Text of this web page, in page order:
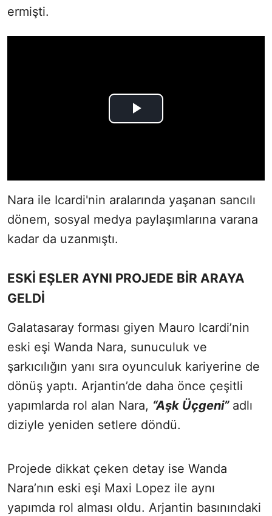
ermişti.
Nara ile Icardi'nin aralarında yaşanan sancılı
dönem, sosyal medya paylaşımlarına varana
kadar da uzanmıştı.
ESKİ EŞLER AYNI PROJEDE BİR ARAYA
GELDİ
Galatasaray forması giyen Mauro Icardi’nin
eski eşi Wanda Nara, sunuculuk ve
şarkıcılığın yanı sıra oyunculuk kariyerine de
dönüş yaptı. Arjantin’de daha önce çeşitli
yapımlarda rol alan Nara, “Aşk Üçgeni”adlı
diziyle yeniden setlere döndü.
Projede dikkat çeken detay ise Wanda
Nara’nın eski eşi Maxi Lopez ile aynı
yapımda rol alması oldu. Arjantin basınındaki